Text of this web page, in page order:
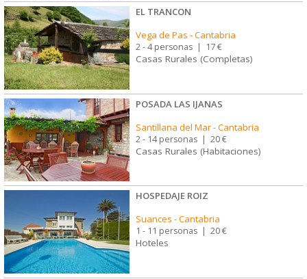
EL TRANCON
Vega de Pas -Cantabria
2 - 4 personas | 17 €
Casas Rurales (Completas)
POSADA LAS IJANAS
Santillana del Mar-Cantabria
2 - 14 personas | 20 €
Casas Rurales (Habitaciones)
HOSPEDAJE ROIZ
Suances -Cantabria
1 - 11 personas | 20 €
Hoteles